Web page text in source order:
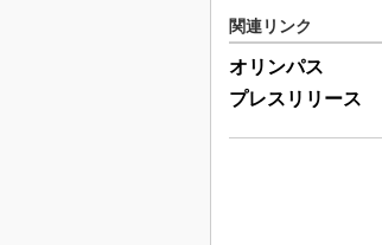
関連リンク
オリンパス
プレスリリース